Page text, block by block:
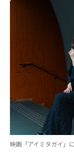
映画「アイミタガイ」